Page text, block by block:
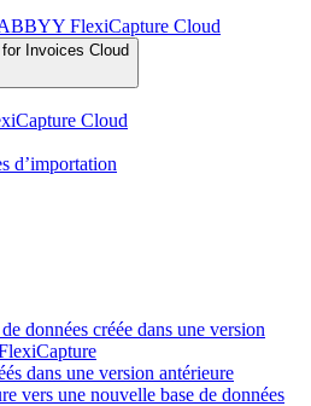
FlexiCapture Cloud
Invoices Cloud
Cloud
d’importation
données créée dans une version
dans une version antérieure
vers une nouvelle base de données